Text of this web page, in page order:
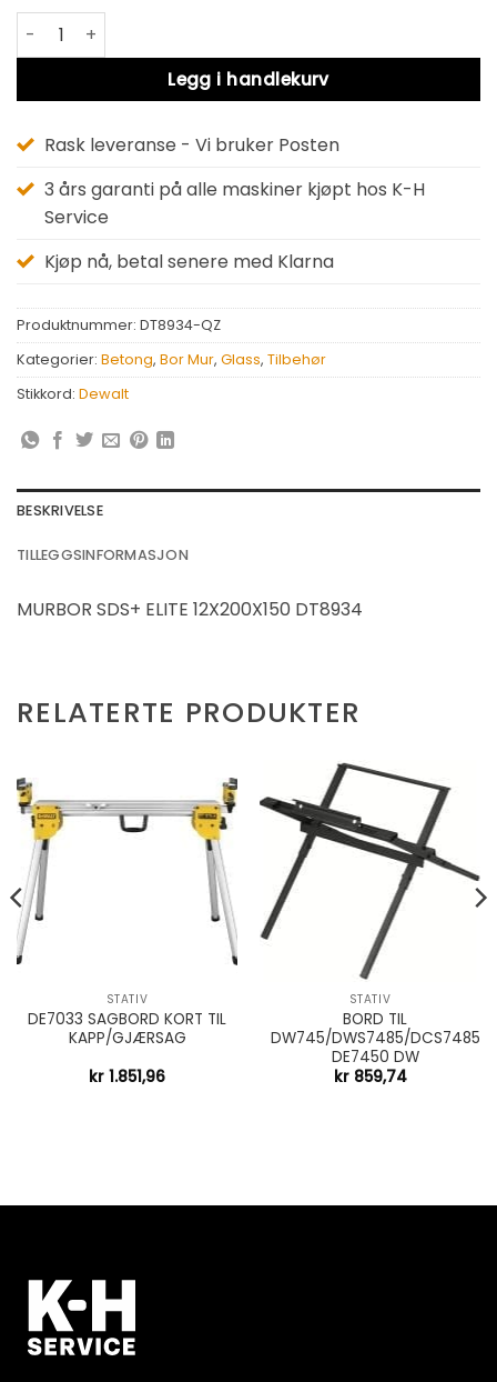
Dewalt DT8934-QZ antall
Legg i handlekurv
Alternative:
Rask leveranse - Vi bruker Posten
3 års garanti på alle maskiner kjøpt hos K-H
Service
Kjøp nå, betal senere med Klarna
Produktnummer: DT8934-QZ
Kategorier: Betong, Bor Mur, Glass, Tilbehør
Stikkord: Dewalt
BESKRIVELSE
TILLEGGSINFORMASJON
MURBOR SDS+ ELITE 12X200X150 DT8934
RELATERTE PRODUKTER
STATIV
DE7033 SAGBORD KORT TIL
KAPP/GJÆRSAG
kr 1.851,96
STATIV
BORD TIL
DW745/DWS7485/DCS7485
DE7450 DW
kr859,74